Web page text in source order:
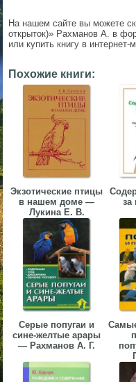
На нашем сайте вы можете
открыток)» Рахманов А. в
или купить книгу в интернет-
Похожие книги:
Экзотические птицы
в нашем доме —
Лукина Е. В.
за
Серые попугаи и
сине-желтые арары
— Рахманов А. Г.
▼
▼
▼
▼